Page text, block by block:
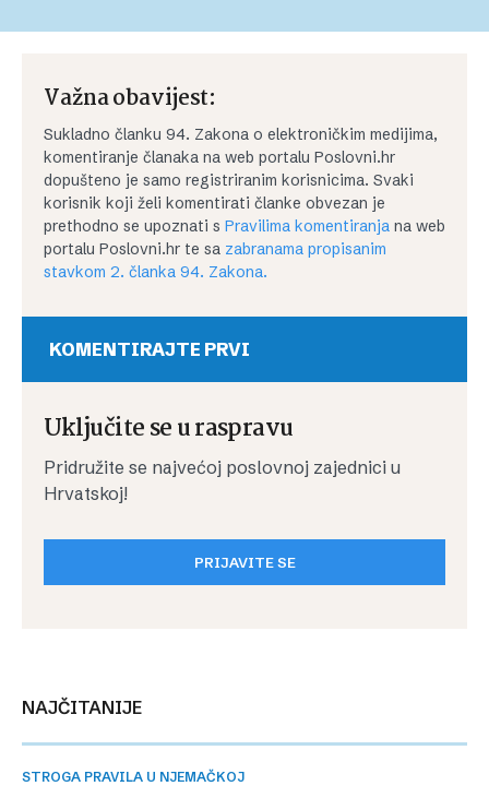
Važna obavijest:
Sukladno članku 94. Zakona o elektroničkim medijima,
komentiranje članaka na web portalu Poslovni.hr
dopušteno je samo registriranim korisnicima. Svaki
korisnik koji želi komentirati članke obvezan je
prethodno se upoznati s Pravilima komentiranja na web
portalu Poslovni.hr te sa zabranama propisanim
stavkom 2. članka 94. Zakona.
KOMENTIRAJTE PRVI
Uključite se u raspravu
Pridružite se najvećoj poslovnoj zajednici u
Hrvatskoj!
PRIJAVITE SE
NAJČITANIJE
STROGA PRAVILA U NJEMAČKOJ